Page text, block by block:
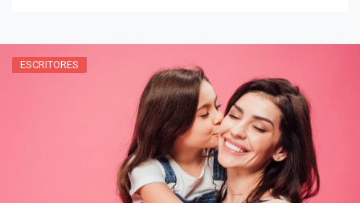
ESCRITORES